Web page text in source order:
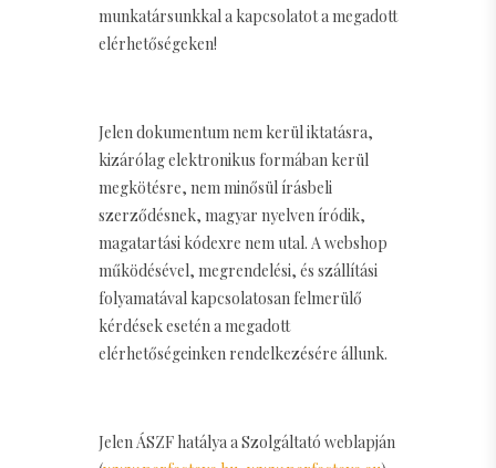
munkatársunkkal a kapcsolatot a megadott
elérhetőségeken!
Jelen dokumentum nem kerül iktatásra,
kizárólag elektronikus formában kerül
megkötésre, nem minősül írásbeli
szerződésnek, magyar nyelven íródik,
magatartási kódexre nem utal. A webshop
működésével, megrendelési, és szállítási
folyamatával kapcsolatosan felmerülő
kérdések esetén a megadott
elérhetőségeinken rendelkezésére állunk.
Jelen ÁSZF hatálya a Szolgáltató weblapján